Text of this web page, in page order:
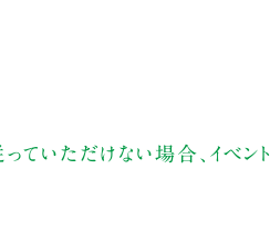
ていただけない場合、イベン